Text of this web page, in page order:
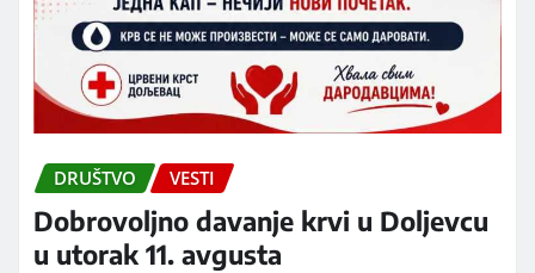
DRUŠTVO VESTI
Dobrovoljno davanje krvi u Doljevcu
u utorak 11. avgusta